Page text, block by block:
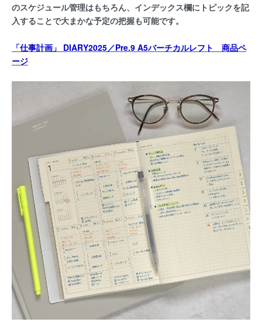
のスケジュール管理はもちろん、インデックス欄にトピックを記
入することで大まかな予定の把握も可能です。
「仕事計画」 DIARY2025／Pre.9 A5バーチカルレフト 商品ペ
ージ